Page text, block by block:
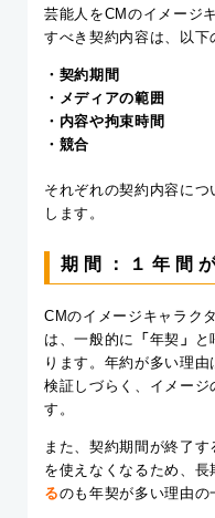
芸能人をCMのイメージ
すべき契約内容は、以下
・契約期間
・メディアの範囲
・内容や拘束時間
・競合
それぞれの契約内容に
します。
期間：１年間
CMのイメージキャラク
は、一般的に 「 年契 」
と
ります。年約が多い理
検証しづらく、イメー
す。
また、契約期間が終了
を使えなくなるため、長
るのも年契が多い理由の